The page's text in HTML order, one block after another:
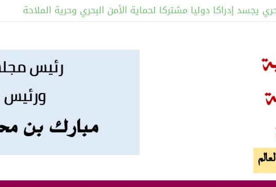
يجسد إدراكا دوليا مشتركا لحماية الأمن البحري وحرية الملاحة